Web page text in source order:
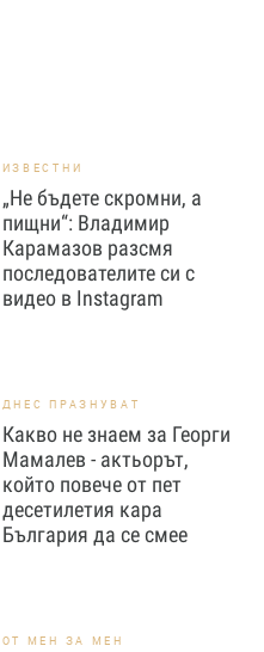
ИЗВЕСТНИ
„Не бъдете скромни, а
пищни“: Владимир
Карамазов разсмя
последователите си с
видео в Instagram
ДНЕС ПРАЗНУВАТ
Какво не знаем за Георги
Мамалев - актьорът,
който повече от пет
десетилетия кара
България да се смее
ОТ МЕН ЗА МЕН